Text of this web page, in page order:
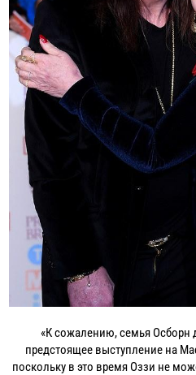
«К сожалению, семья Осборн
предстоящее выступление на
поскольку в это время Оззи не